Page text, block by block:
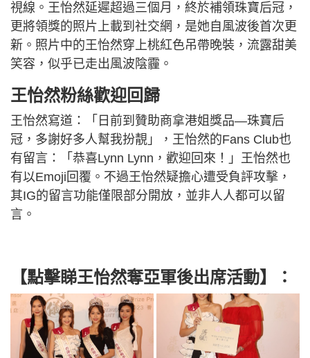
視線。王怡然延遲超過三個月，終於補領珠寶后冠，
更將領獎的照片上載到社交網，是她自風波後首次更
新。照片中的王怡然穿上桃紅色吊帶晚裝，流露甜美
笑容，似乎已走出風波陰霾。
王怡然粉絲歡迎回歸
王怡然寫道：「日前到贊助商拿港姐獎品—珠寶后
冠，多謝好多人幫我扮靚」，王怡然的Fans Club也
有留言：「恭喜Lynn Lynn，歡迎回來！」王怡然也
有以Emoji回覆。不過王怡然疑擔心遭受負評攻擊，
其IG的留言功能僅限部分開放，並非人人都可以留
言。
【點擊睇王怡然奪亞軍後出席活動】：